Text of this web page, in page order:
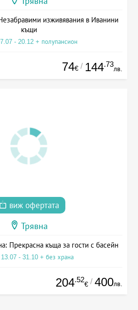
изживявания в Иванини
къщи
- 20.12 + полупансион
74€ / 144.73
лв.
виж офертата
Трявна
Прекрасна къща за гости с басейн
13.07 - 31.10 + без храна
204.52
€ / 400лв.